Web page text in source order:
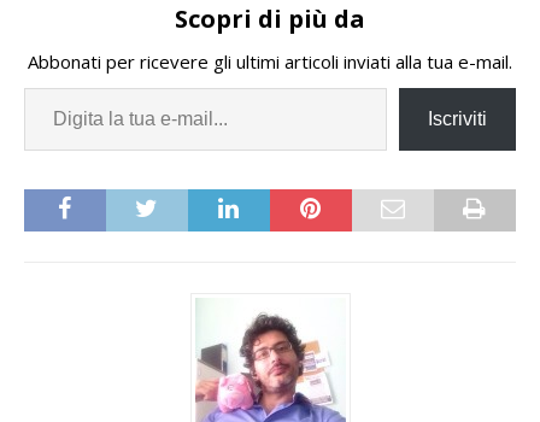
Scopri di più da
Abbonati per ricevere gli ultimi articoli inviati alla tua e-mail.
Iscriviti